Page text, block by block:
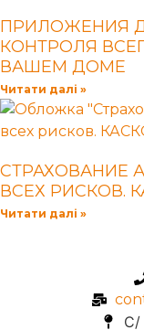
ПРИЛОЖЕНИЯ
КОНТРОЛЯ
ВАШЕМ ДОМЕ
Читати далі »
СТРАХОВАНИЕ
ВСЕХ РИСКОВ.
Читати далі »
C/